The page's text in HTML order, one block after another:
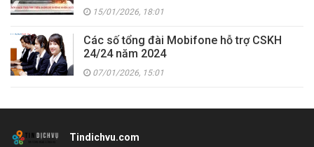
15/01/2026, 18:01
Các số tổng đài Mobifone hỗ trợ CSKH
24/24 năm 2024
07/01/2026, 15:01
Tindichvu.com